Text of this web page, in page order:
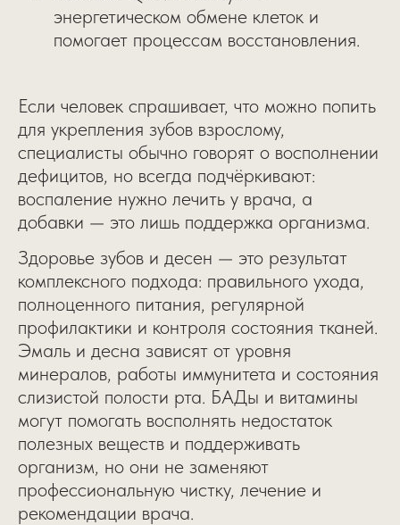
энергетическом обмене клеток и
помогает процессам восстановления.
Если человек спрашивает, что можно попить
для укрепления зубов взрослому,
специалисты обычно говорят о восполнении
дефицитов, но всегда подчёркивают:
воспаление нужно лечить у врача, а
добавки — это лишь поддержка организма.
Здоровье зубов и десен — это результат
комплексного подхода: правильного ухода,
полноценного питания, регулярной
профилактики и контроля состояния тканей.
Эмаль и десна зависят от уровня
минералов, работы иммунитета и состояния
слизистой полости рта. БАДы и витамины
могут помогать восполнять недостаток
полезных веществ и поддерживать
организм, но они не заменяют
профессиональную чистку, лечение и
рекомендации врача.